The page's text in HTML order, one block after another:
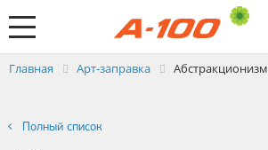
Услуги
Электронный документооборот
Заявка на выставление ЭСЧФ
Главная Арт-заправка Абстракционизм
Полный список